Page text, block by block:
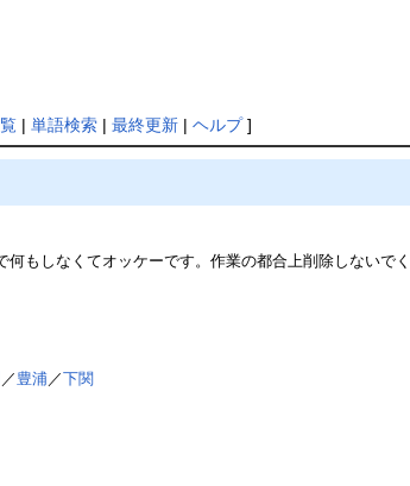
| 単語検索| 最終更新| ヘルプ]
もしなくてオッケーです。作業の都合上削除しないで
／ 豊浦／下関